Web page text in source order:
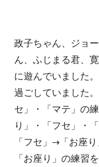
政子ちゃん、ジョ
ん、ふじまる君、
に遊んでいました
過ごしていました
セ」・「マテ」の
り」・「フセ」・
「フセ」→「お座
「お座り」の練習